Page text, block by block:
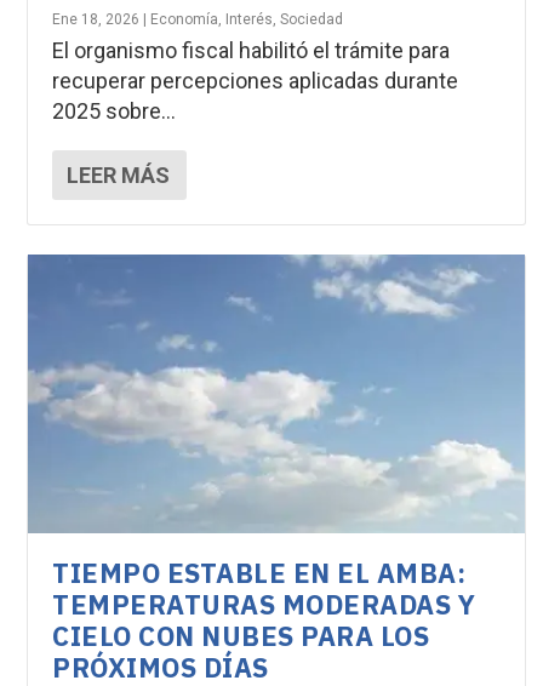
Ene 18, 2026 | Economía Interés ,Sociedad
El organismo fiscal habilitó el trámite para
recuperar percepciones aplicadas durante
2025 sobre...
LEER MÁS
TIEMPO ESTABLE EN EL AMBA:
TEMPERATURAS MODERADAS Y
CIELO CON NUBES PARA LOS
PRÓXIMOS DÍAS